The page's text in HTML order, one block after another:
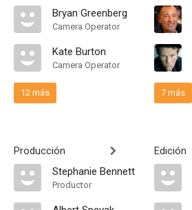
Bryan Greenberg
Camera Operator
Kate Burton
Camera Operator
12 más
Producción
Stephanie Bennett
Productor
7 más
Edición